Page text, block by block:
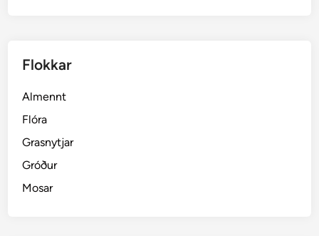
Flokkar
Almennt
Flóra
Grasnytjar
Gróður
Mosar